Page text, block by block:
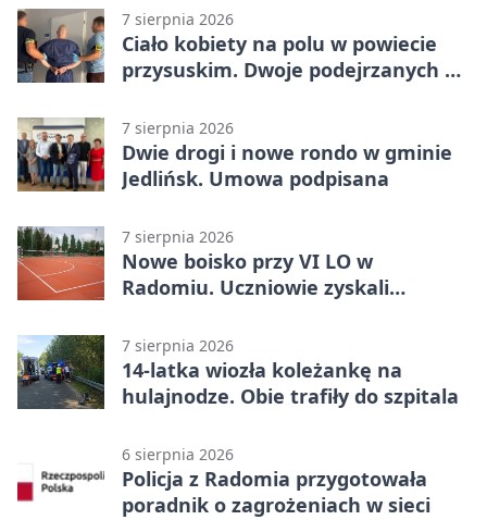
7 sierpnia 2026
Ciało kobiety na polu w powiecie
przysuskim. Dwoje podejrzanych w
7 sierpnia 2026
Dwie drogi i nowe rondo w gminie
Jedlińsk. Umowa podpisana
7 sierpnia 2026
Nowe boisko przy VI LO w
Radomiu. Uczniowie zyskali
7 sierpnia 2026
14-latka wiozła koleżankę na
hulajnodze. Obie trafiły do szpitala
6 sierpnia 2026
Policja z Radomia przygotowała
poradnik o zagrożeniach w sieci